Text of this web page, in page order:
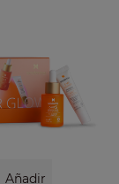
Añadir